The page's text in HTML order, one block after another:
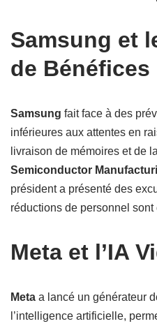
Samsung et
de Bénéfices
Samsung fait face à des
inférieures aux attentes en
livraison de mémoires et de
Semiconductor
président a présenté des
réductions de personnel sont
Meta et l’IA
Meta a lancé un générateur
l’intelligence artificielle,